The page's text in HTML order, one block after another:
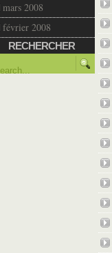
mars 2008
février 2008
RECHERCHER